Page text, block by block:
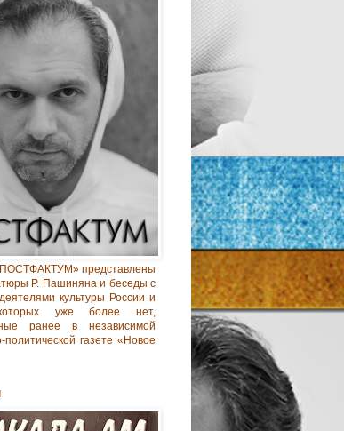
представлены
Р. Пашиняна и беседы с
культуры России и
уже более нет,
ранее в независимой
политической газете «Новое